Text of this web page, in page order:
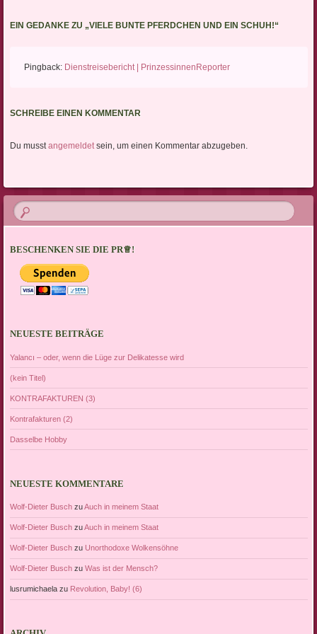
EIN GEDANKE ZU „VIELE BUNTE PFERDCHEN UND EIN SCHUH!“
Pingback: Dienstreisebericht | PrinzessinnenReporter
SCHREIBE EINEN KOMMENTAR
Du musstangemeldetsein, um einen Kommentar abzugeben.
BESCHENKEN SIE DIE PR♕!
NEUESTE BEITRÄGE
Yalancı – oder, wenn die Lüge zur Delikatesse wird
(kein Titel)
KONTRAFAKTUREN (3)
Kontrafakturen (2)
Dasselbe Hobby
NEUESTE KOMMENTARE
Wolf-Dieter BuschzuAuch in meinem Staat
Wolf-Dieter BuschzuAuch in meinem Staat
Wolf-Dieter Buschzu Unorthodoxe Wolkensöhne
Wolf-Dieter Buschzu Was ist der Mensch?
lusrumichaelazu Revolution, Baby! (6)